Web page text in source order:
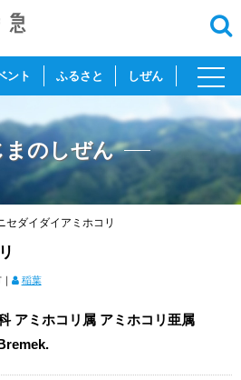
ント ふるさと しぜん
toggle
まのしぜん
セダイダイアミホコリ
｜ 稲葉
アミホコリ属 アミホコリ亜属